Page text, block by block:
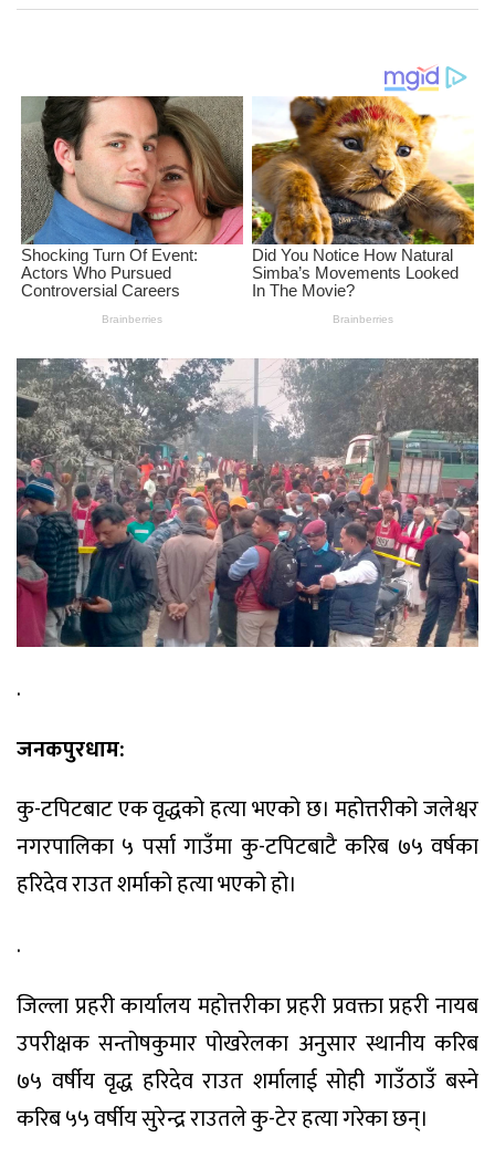
.
जनकपुरधाम:
कु-टपिटबाट एक वृद्धको हत्या भएको छ। महोत्तरीको जलेश्वर
नगरपालिका ५ पर्सा गाउँमा कु-टपिटबाटै करिब ७५ वर्षका
हरिदेव राउत शर्माको हत्या भएको हो।
.
जिल्ला प्रहरी कार्यालय महोत्तरीका प्रहरी प्रवक्ता प्रहरी नायब
उपरीक्षक सन्तोषकुमार पोखरेलका अनुसार स्थानीय करिब
७५ वर्षीय वृद्ध हरिदेव राउत शर्मालाई सोही गाउँठाउँ बस्ने
करिब ५५ वर्षीय सुरेन्द्र राउतले कु-टेर हत्या गरेका छन्।